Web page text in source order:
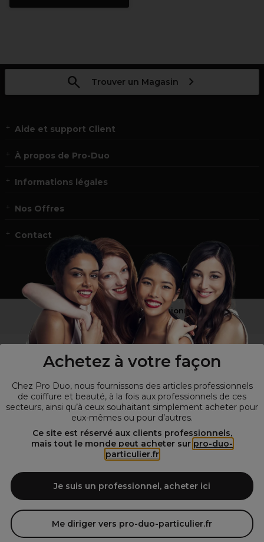
Achetez à votre façon
Chez Pro Duo, nous fournissons des articles professionnels
de coiffure et beauté, à la fois aux professionnels de ces
secteurs, ainsi qu’à ceux souhaitant simplement acheter pour
eux-mêmes ou pour d’autres.
Ce site est réservé aux clients professionnels,
mais tout le monde peut acheter sur pro-duo-
particulier.fr
Je suis un professionnel, acheter ici
Me diriger vers pro-duo-particulier.fr
Trouver un Magasin
Aide et support Client
À propos de Pro-Duo
Informations légales
Nos Offres
Contact
Vous n’êtes pas un professionnel ?
Visitez notre site pourles particuliers !
© Tous droits réservés © Pro-Duo
Spécialiste de la coiffure et de la beauté, nous vous proposons une
large sélection de produits professionnels pour la coiffure et
l'esthétique autour d'un choix de grandes marques qui font de Pro-
de beauté! Notre gamme de produits s’adresse également à tous ceux
qui sont à la recherche de produits et d'accessoires de coiffure et de
matériel esthétique de qualité.